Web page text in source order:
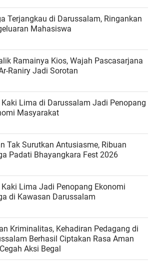
Terjangkau di Darussalam, Ringankan
Mahasiswa
Ramainya Kios, Wajah Pascasarjana
Raniry Jadi Sorotan
Kaki Lima di Darussalam Jadi Penopang
Masyarakat
Tak Surutkan Antusiasme, Ribuan
Padati Bhayangkara Fest 2026
Kaki Lima Jadi Penopang Ekonomi
di Kawasan Darussalam
Kriminalitas, Kehadiran Pedagang di
Berhasil Ciptakan Rasa Aman
Aksi Begal